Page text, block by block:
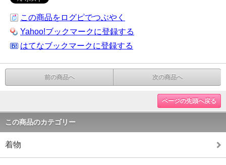
この商品をログピでつぶやく
Yahoo!ブックマークに登録する
はてなブックマークに登録する
前の商品へ 次の商品へ
ページの先頭へ戻る
この商品のカテゴリー
着物